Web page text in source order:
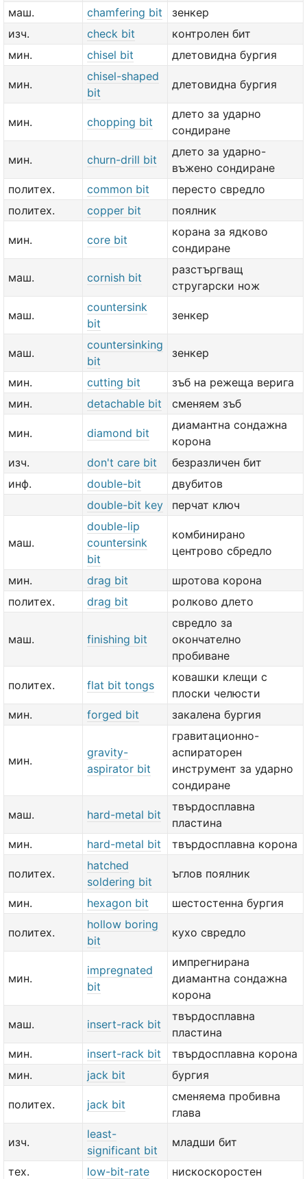
маш. chamfering bit
зенкер
изч.
check bit
контролен бит
мин.
chisel bit длетовидна бургия
мин.
chisel-shaped
bit
длетовидна бургия
мин. chopping bit
длето за ударно
сондиране
мин. churn-drill bit
длето за ударно-
въжено сондиране
политех.
common bit
пересто свредло
политех.
copper bit поялник
мин. core bit
корана за ядково
сондиране
маш. cornish bit
разстъргващ
стругарски нож
маш.
countersink
bit
зенкер
маш.
countersinking
bit
зенкер
мин. cutting bit
зъб на режеща верига
мин.
detachable bit сменяем зъб
мин. diamond bit
диамантна сондажна
корона
изч.
don't care bit
безразличен бит
инф.
double-bit
двубитов
double-bit key
перчат ключ
маш.
double-lip
countersink
bit
комбинирано
центрово сбредло
мин. drag bit
шротова корона
политех.
drag bit ролково длето
маш. finishing bit
свредло за
окончателно
пробиване
политех. flat bit tongs
ковашки клещи с
плоски челюсти
мин.
forged bit закалена бургия
мин.
gravity-
aspirator bit
гравитационно-
аспираторен
инструмент за ударно
сондиране
маш. hard-metal bit
твърдосплавна
пластина
мин.
hard-metal bit твърдосплавна корона
политех.
hatched
soldering bit
ъглов поялник
мин. hexagon bit шестостенна бургия
политех.
hollow boring
bit
кухо свредло
мин.
impregnated
bit
импрегнирана
диамантна сондажна
корона
маш. insert-rack bit
твърдосплавна
пластина
мин.
insert-rack bit
твърдосплавна корона
мин.
jack bit бургия
политех. jack bit
сменяема пробивна
глава
изч.
least-
significant bit
младши бит
тех. low-bit-rate нискоскоростен